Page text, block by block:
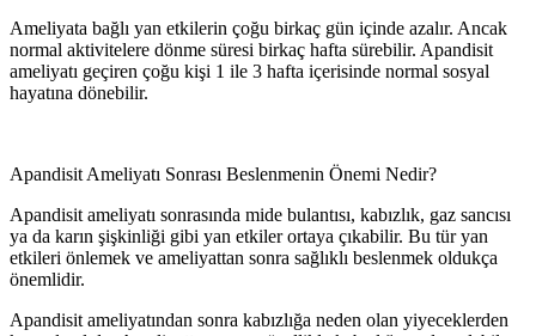
Ameliyata bağlı yan etkilerin çoğu birkaç gün içinde azalır. Ancak
normal aktivitelere dönme süresi birkaç hafta sürebilir. Apandisit
ameliyatı geçiren çoğu kişi 1 ile 3 hafta içerisinde normal sosyal
hayatına dönebilir.
Apandisit Ameliyatı Sonrası Beslenmenin Önemi Nedir?
Apandisit ameliyatı sonrasında mide bulantısı, kabızlık, gaz sancısı
ya da karın şişkinliği gibi yan etkiler ortaya çıkabilir. Bu tür yan
etkileri önlemek ve ameliyattan sonra sağlıklı beslenmek oldukça
önemlidir.
Apandisit ameliyatından sonra kabızlığa neden olan yiyeceklerden